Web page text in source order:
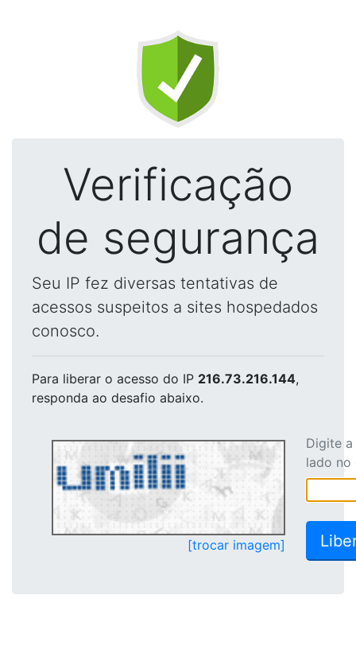
Verificação
de segurança
Seu IP fez diversas tentativas de
acessos suspeitos a sites hospedados
conosco.
Para liberar o acesso do IP 216.73.216.144,
responda ao desafio abaixo.
[trocar imagem]
Digite
lado no